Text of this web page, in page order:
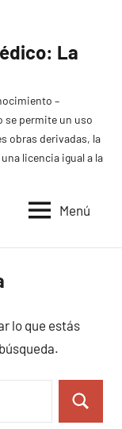
La
–
se permite un uso
obras derivadas, la
licencia igual a la
Menú
lo que estás
Buscar